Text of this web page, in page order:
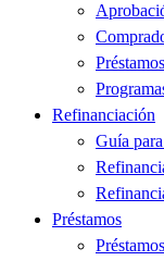
Refinanciación
Guía
Préstamos